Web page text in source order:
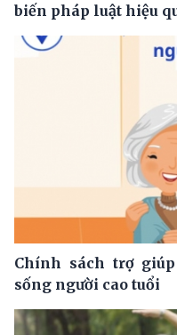
biến pháp luật hiệu
Chính sách trợ
sống người cao tuổi